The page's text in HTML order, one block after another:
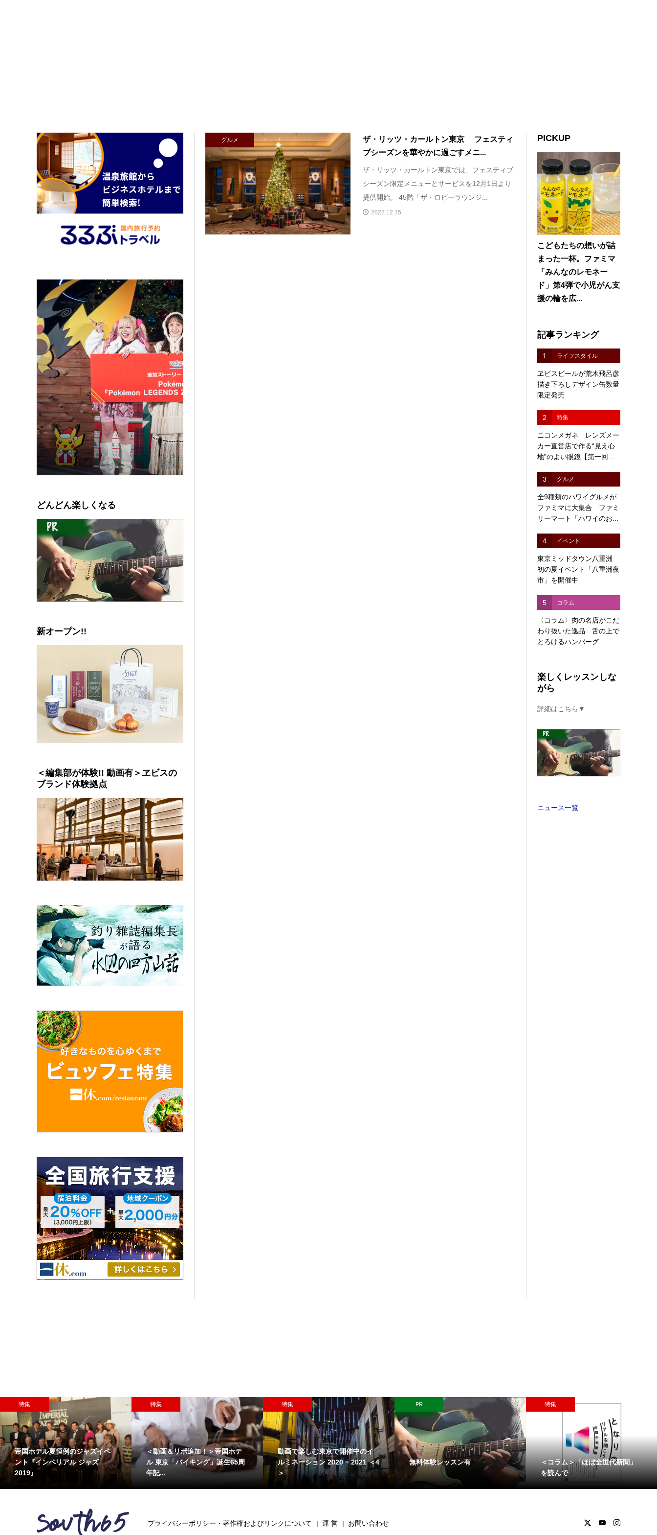
グルメ
ザ・リッツ・カールトン東京 フェスティ
ブシーズンを華やかに過ごすメニ...
ザ・リッツ・カールトン東京では、フェスティブ
シーズン限定メニューとサービスを12月1日より
提供開始。 45階「ザ・ロビーラウンジ...
2022.12.15
PICKUP
こどもたちの想いが詰
まった一杯。ファミマ
「みんなのレモネー
ド」第4弾で小児がん支
援の輪を広...
記事ランキング
1 ライフスタイル
ヱビスビールが荒木飛呂彦
描き下ろしデザイン缶数量
限定発売
2 特集
ニコンメガネ レンズメー
カー直営店で作る“見え心
地”のよい眼鏡【第一回...
3 グルメ
全9種類のハワイグルメが
ファミマに大集合 ファミ
リーマート「ハワイのお...
4 イベント
東京ミッドタウン八重洲
初の夏イベント「八重洲夜
市」を開催中
5 コラム
〈コラム〉肉の名店がこだ
わり抜いた逸品 舌の上で
とろけるハンバーグ
楽しくレッスンしな
がら
詳細はこちら▼
ニュース一覧
どんどん楽しくなる
新オープン!!
＜編集部が体験!! 動画有＞ヱビスの
ブランド体験拠点
特集
帝国ホテル夏恒例のジャズイベ
ント『インペリアル ジャズ
2019』
特集
＜動画＆リポ追加！＞帝国ホテ
ル 東京「バイキング」誕生65周
年記...
特集
動画で楽しむ東京で開催中のイ
ルミネーション 2020 − 2021 ＜4
＞
PR
無料体験レッスン有
特集
＜コラム＞「ほぼ全世代新聞」
を読んで
プライバシーポリシー・著作権およびリンクについて 運 営 お問い合わせ